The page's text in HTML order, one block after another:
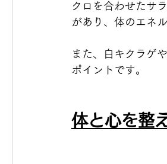
クロを合わせたサ
があり、体のエネ
また、白キクラゲ
ポイントです。
体と心を整